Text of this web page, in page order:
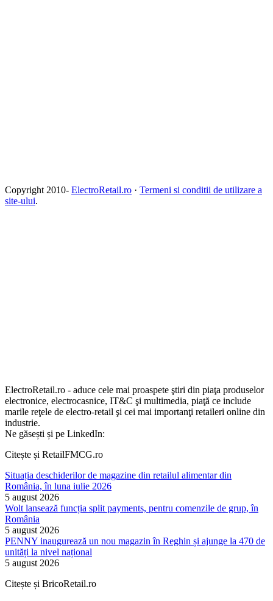
Copyright 2010- ElectroRetail.ro · Termeni si conditii de utilizare a
site-ului.
ElectroRetail.ro - aduce cele mai proaspete ştiri din piaţa produselor
electronice, electrocasnice, IT&C şi multimedia, piaţă ce include
marile reţele de electro-retail şi cei mai importanţi retaileri online din
industrie.
Ne găsești și pe LinkedIn:
Citește și RetailFMCG.ro
Situația deschiderilor de magazine din retailul alimentar din
România, în luna iulie 2026
5 august 2026
Wolt lansează funcția split payments, pentru comenzile de grup, în
România
5 august 2026
PENNY inaugurează un nou magazin în Reghin și ajunge la 470 de
unități la nivel național
5 august 2026
Citește și BricoRetail.ro